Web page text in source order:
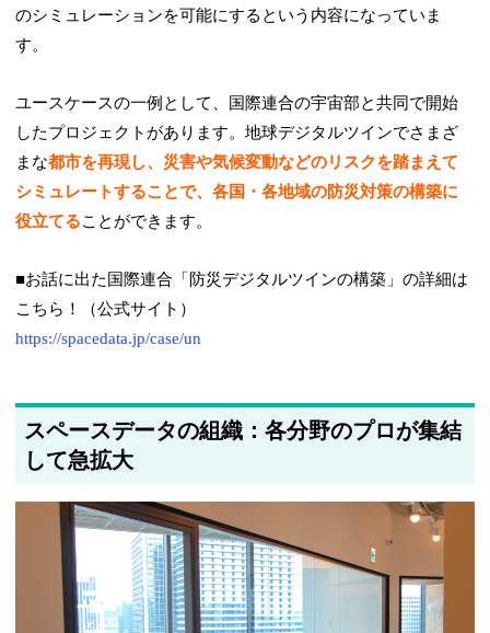
のシミュレーションを可能にするという内容になっていま
す。
ユースケースの一例として、国際連合の宇宙部と共同で開始
したプロジェクトがあります。地球デジタルツインでさまざ
まな都市を再現し、災害や気候変動などのリスクを踏まえて
シミュレートすることで、各国・各地域の防災対策の構築に
役立てることができます。
■お話に出た国際連合「防災デジタルツインの構築」の詳細は
こちら！（公式サイト）
https://spacedata.jp/case/un
スペースデータの組織：各分野のプロが集結
して急拡大